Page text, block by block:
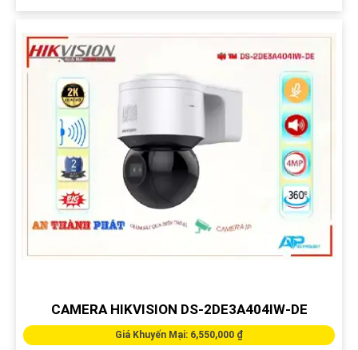
CAMERA HIKVISION DS-2DE3A404IW-DE
Giá Khuyến Mại: 6,550,000 ₫